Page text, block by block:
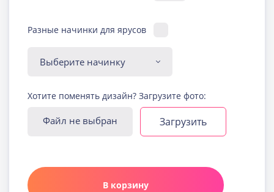
Разные начинки для ярусов
Диабетическая-
безглютеновая начинка
Узнать подробнее о начинке
Йогуртовая с ягодами
Узнать подробнее о начинке
Карамельная
Хотите поменять дизайн? Загрузите фото:
Файл не выбран Загрузить
В корзину